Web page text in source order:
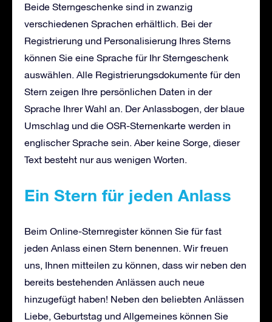
Beide Sterngeschenke sind in zwanzig
verschiedenen Sprachen erhältlich. Bei der
Registrierung und Personalisierung Ihres Sterns
können Sie eine Sprache für Ihr Sterngeschenk
auswählen. Alle Registrierungsdokumente für den
Stern zeigen Ihre persönlichen Daten in der
Sprache Ihrer Wahl an. Der Anlassbogen, der blaue
Umschlag und die OSR-Sternenkarte werden in
englischer Sprache sein. Aber keine Sorge, dieser
Text besteht nur aus wenigen Worten.
Ein Stern für jeden Anlass
Beim Online-Sternregister können Sie für fast
jeden Anlass einen Stern benennen. Wir freuen
uns, Ihnen mitteilen zu können, dass wir neben den
bereits bestehenden Anlässen auch neue
hinzugefügt haben! Neben den beliebten Anlässen
Liebe, Geburtstag und Allgemeines können Sie